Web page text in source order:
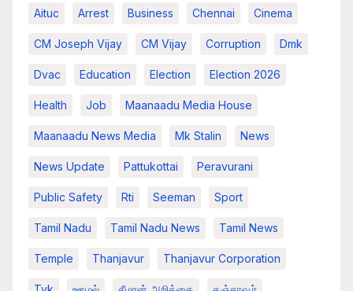
Aituc Arrest Business Chennai Cinema
CM Joseph Vijay CM Vijay Corruption Dmk
Dvac Education Election Election 2026
Health Job Maanaadu Media House
Maanaadu News Media Mk Stalin News
News Update Pattukottai Peravurani
Public Safety Rti Seeman Sport
Tamil Nadu Tamil Nadu News Tamil News
Temple Thanjavur Thanjavur Corporation